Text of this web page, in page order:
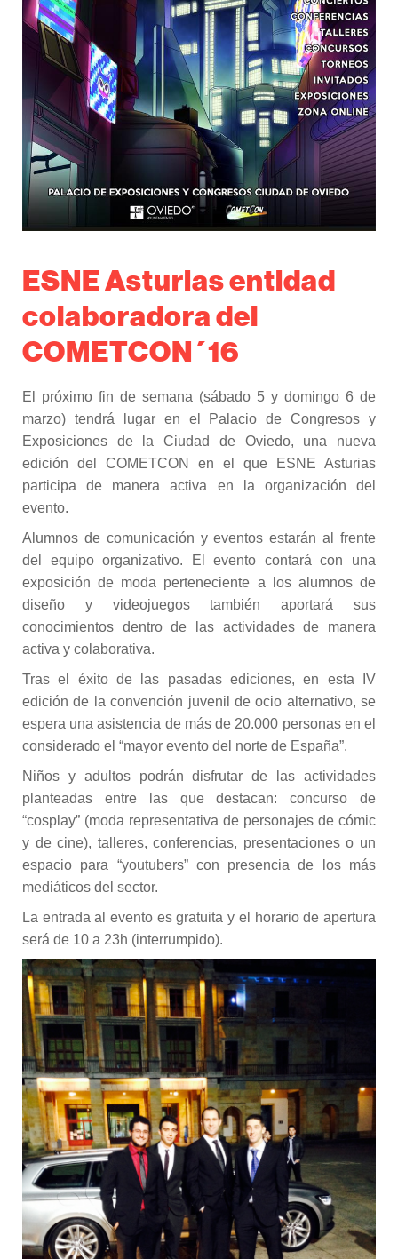
ESNE Asturias entidad
colaboradora del
COMETCON´16
El próximo fin de semana (sábado 5 y domingo 6 de
marzo) tendrá lugar en el Palacio de Congresos y
Exposiciones de la Ciudad de Oviedo, una nueva
edición del COMETCON en el que ESNE Asturias
participa de manera activa en la organización del
evento.
Alumnos de comunicación y eventos estarán al frente
del equipo organizativo. El evento contará con una
exposición de moda perteneciente a los alumnos de
diseño y videojuegos también aportará sus
conocimientos dentro de las actividades de manera
activa y colaborativa.
Tras el éxito de las pasadas ediciones, en esta IV
edición de la convención juvenil de ocio alternativo, se
espera una asistencia de más de 20.000 personas en el
considerado el “mayor evento del norte de España”.
Niños y adultos podrán disfrutar de las actividades
planteadas entre las que destacan: concurso de
“cosplay” (moda representativa de personajes de cómic
y de cine), talleres, conferencias, presentaciones o un
espacio para “youtubers” con presencia de los más
mediáticos del sector.
La entrada al evento es gratuita y el horario de apertura
será de 10 a 23h (interrumpido).